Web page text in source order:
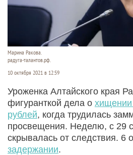
Марина Ракова.
радуга-талантов.рф.
10 октября 2021 в 12:59
Уроженка Алтайского края
фигуранткой дела о хищении
рублей, когда трудилась
просвещения. Неделю, с 29
скрывалась от следствия. 6
задержании.